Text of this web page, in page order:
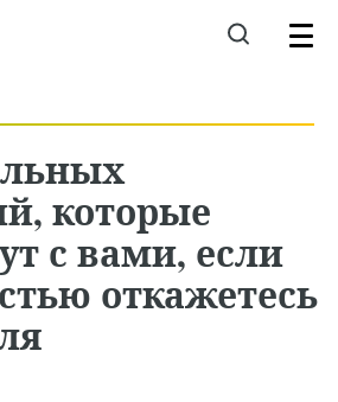
которые
с вами, если
откажетесь